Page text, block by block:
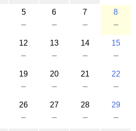
5
－
6
－
7
－
8
－
12
－
13
－
14
－
15
－
19
－
20
－
21
－
22
－
26
－
27
－
28
－
29
－